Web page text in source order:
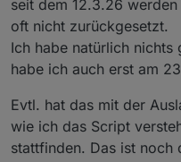
seit dem 12.3.26
oft nicht zurückgesetzt.
Ich habe natürlich nichts
habe ich auch erst am
Evtl. hat das mit der
wie ich das Script
stattfinden. Das ist noch